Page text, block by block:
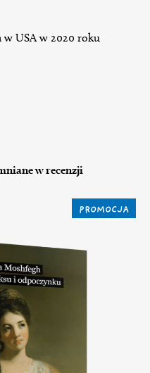
w USA w 2020 roku
w recenzji
PROMOCJA